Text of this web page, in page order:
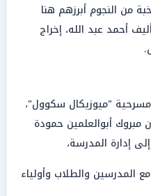
من النجوم أبرزهم هنا
أحمد عبد الله، إخراج
"ميوزيكال سكوول"،
أبوالعلمين حمودة
إدارة المدرسة،
المدرسين والطلاب وأولياء